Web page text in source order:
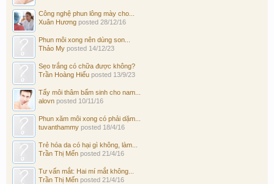
Công nghệ phun lông mày cho...
Xuân Hương posted 28/12/16
Phun môi xong nên dùng son...
Thảo My posted 14/12/23
Sẹo trắng có chữa được không?
Trần Hoàng Hiếu posted 13/9/23
Tẩy môi thâm bẩm sinh cho nam...
alovn posted 10/11/16
Phun xăm môi xong có phải dặm...
tuvanthammy posted 18/4/16
Trẻ hóa da có hại gì không, làm...
Trần Thị Mến posted 21/4/16
Tư vấn mắt: Hai mí mắt không...
Trần Thị Mến posted 21/4/16